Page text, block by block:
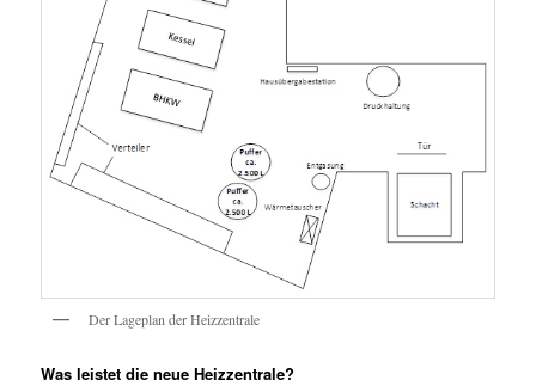
Der Lageplan der Heizzentrale
Was leistet die neue Heizzentrale?